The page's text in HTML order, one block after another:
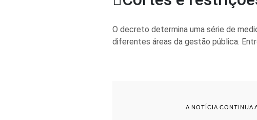
O decreto determina uma série de
diferentes áreas da gestão pública.
A NOTÍCIA CONTINUA